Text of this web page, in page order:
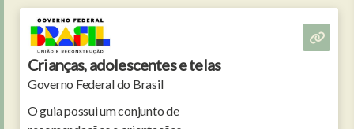
Crianças, adolescentes e telas
Governo Federal do Brasil
O guia possui um conjunto de